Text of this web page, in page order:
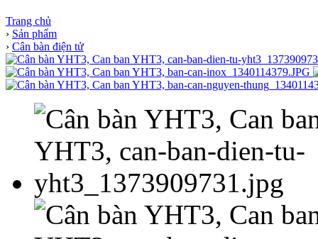
Trang chủ
› Sản phẩm
› Cân bàn điện tử